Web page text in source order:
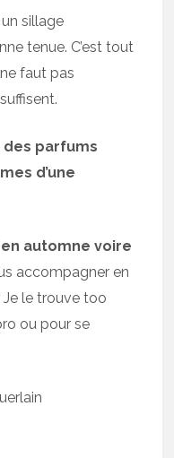
un sillage
tenue. C’est tout
faut pas
des parfums
d’une
automne voire
accompagner en
le trouve too
ou pour se